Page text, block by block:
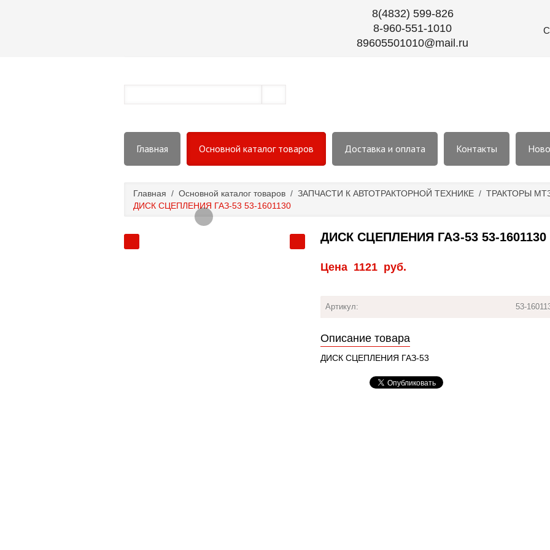
8(4832) 599-826
8-960-551-1010
89605501010@mail.ru
Главная Основной каталог товаров Доставка и оплата Контакты
Главная / Основной каталог товаров / ЗАПЧАСТИ К АВТОТРАКТОРНОЙ ТЕХНИКЕ / ТРАКТОРЫ
ДИСК СЦЕПЛЕНИЯ ГАЗ-53 53-1601130
ДИСК СЦЕПЛЕНИЯ ГАЗ-53 53-1601130
Цена 1121 руб.
Артикул: 53-
Описание товара
ДИСК СЦЕПЛЕНИЯ ГАЗ-53